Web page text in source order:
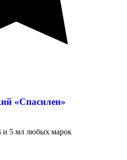
«Спасилен»
и 5 мл любых марок